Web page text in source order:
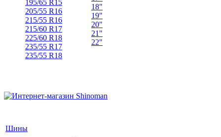
195/65 R15
205/55 R16
215/55 R16
215/60 R17
225/60 R18
235/55 R17
235/55 R18
18"
19"
20"
21"
22"
Шины